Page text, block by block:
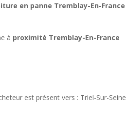
en panne Tremblay-En-France
à proximité Tremblay-En-France
est présent vers : Triel-Sur-Seine